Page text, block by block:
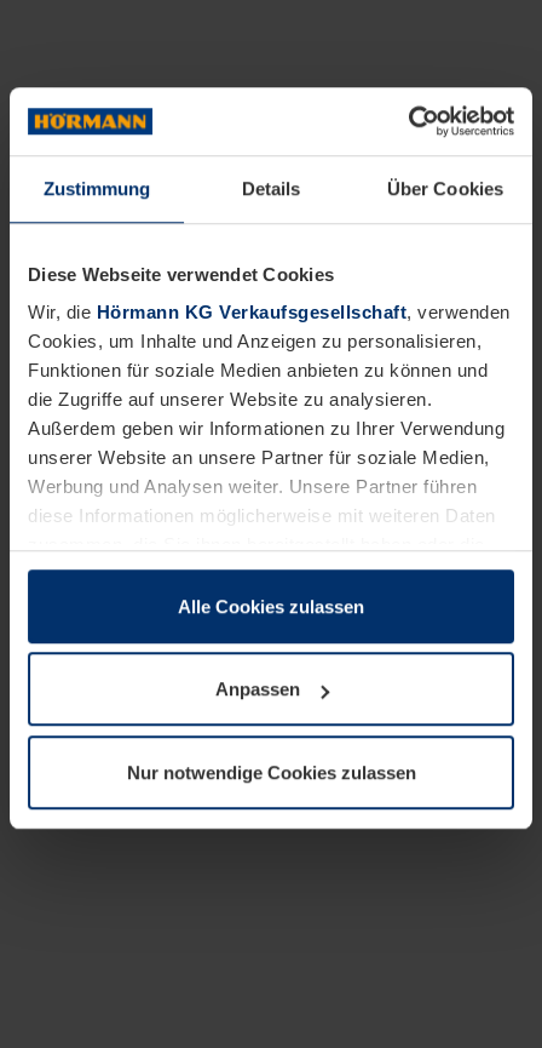
Zustimmung Details Über Cookies
Diese Webseite verwendet Cookies
Wir, die Hörmann KG Verkaufsgesellschaft, verwenden
Cookies, um Inhalte und Anzeigen zu personalisieren,
Funktionen für soziale Medien anbieten zu können und
die Zugriffe auf unserer Website zu analysieren.
Außerdem geben wir Informationen zu Ihrer Verwendung
unserer Website an unsere Partner für soziale Medien,
Werbung und Analysen weiter. Unsere Partner führen
diese Informationen möglicherweise mit weiteren Daten
sie im Rahmen Ihrer Nutzung der Dienste gesammelt
wenn diese für den Betrieb dieser Seite unbedingt
notwendig sind. Für alle anderen Cookie-Typen benötigen
wir Ihre Erlaubnis. Ihre Einwilligung können Sie jederzeit
Datenschutzerklärungunserer Website ändern oder
widerrufen.
Alle Cookies zulassen
Anpassen
Nur notwendige Cookies zulassen